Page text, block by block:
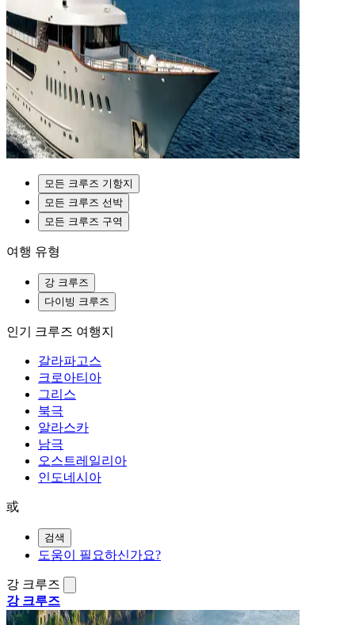
모든 크루즈 기항지
모든 크루즈 선박
모든 크루즈 구역
여행 유형
강 크루즈
다이빙 크루즈
인기 크루즈 여행지
갈라파고스
크로아티아
그리스
북극
알라스카
남극
오스트레일리아
인도네시아
或
검색
도움이 필요하신가요?
강 크루즈
강 크루즈